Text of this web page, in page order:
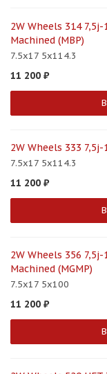
2W Wheels 314
Machined (MBP)
7.5x17 5x114.3
11 200 ₽
2W Wheels 333 7,5j-
7.5x17 5x114.3
11 200 ₽
2W Wheels 356
Machined (MGMP)
7.5x17 5x100
11 200 ₽